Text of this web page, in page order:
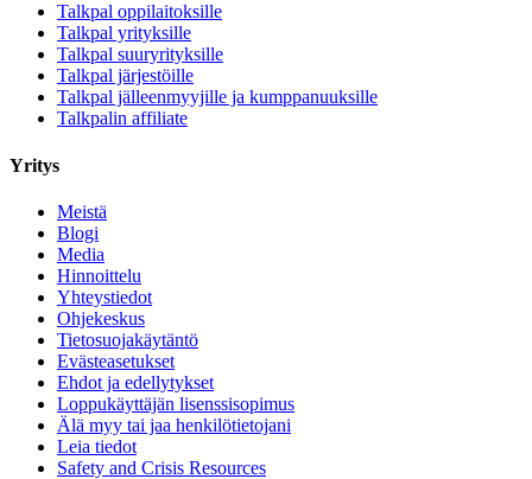
Talkpal oppilaitoksille
Talkpal yrityksille
Talkpal suuryrityksille
Talkpal järjestöille
Talkpal jälleenmyyjille ja kumppanuuksille
Talkpalin affiliate
Yritys
Meistä
Blogi
Media
Hinnoittelu
Yhteystiedot
Ohjekeskus
Tietosuojakäytäntö
Evästeasetukset
Ehdot ja edellytykset
Loppukäyttäjän lisenssisopimus
Älä myy tai jaa henkilötietojani
Leia tiedot
Safety and Crisis Resources